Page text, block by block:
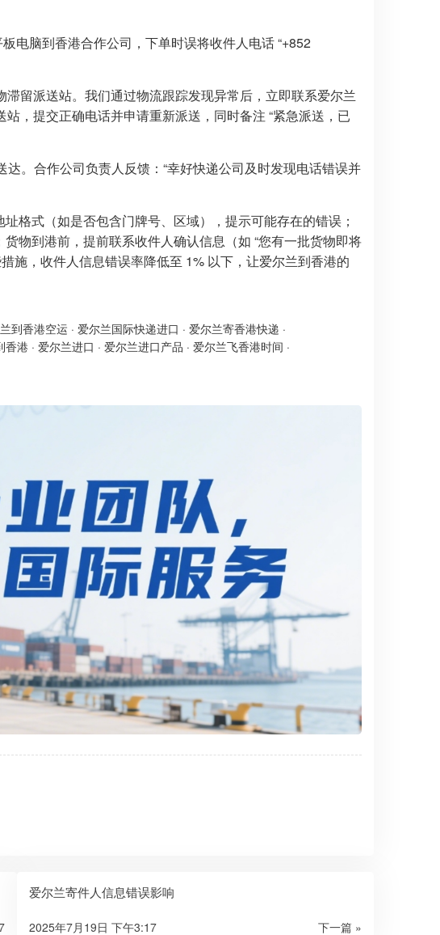
电脑到香港合作公司，下单时误将收件人电话 “+852
留派送站。我们通过物流跟踪发现异常后，立即联系爱尔兰
，提交正确电话并申请重新派送，同时备注 “紧急派送，已
。合作公司负责人反馈：“幸好快递公司及时发现电话错误并
格式（如是否包含门牌号、区域），提示可能存在的错误；
物到港前，提前联系收件人确认信息（如 “您有一批货物即将
施，收件人信息错误率降低至 1% 以下，让爱尔兰到香港的
到香港空运 · 爱尔兰国际快递进口 · 爱尔兰寄香港快递 ·
香港 · 爱尔兰进口 · 爱尔兰进口产品 · 爱尔兰飞香港时间 ·
爱尔兰寄件人信息错误影响
下一篇 »
2025年7月19日 下午3:17